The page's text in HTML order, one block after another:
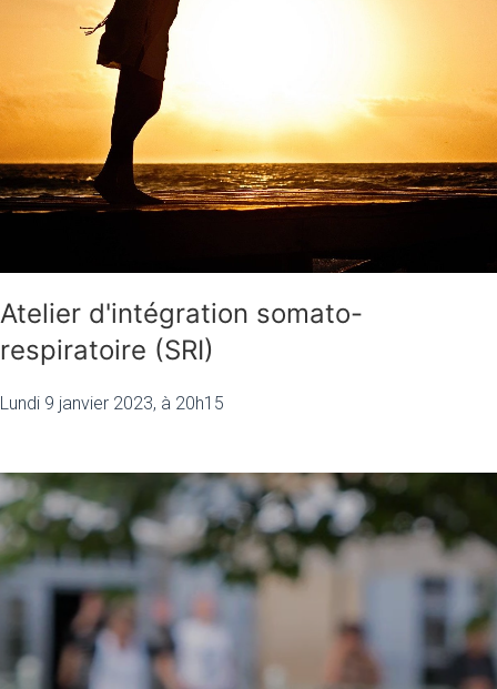
Atelier d'intégration somato-
respiratoire (SRI)
Lundi 9 janvier 2023, à 20h15